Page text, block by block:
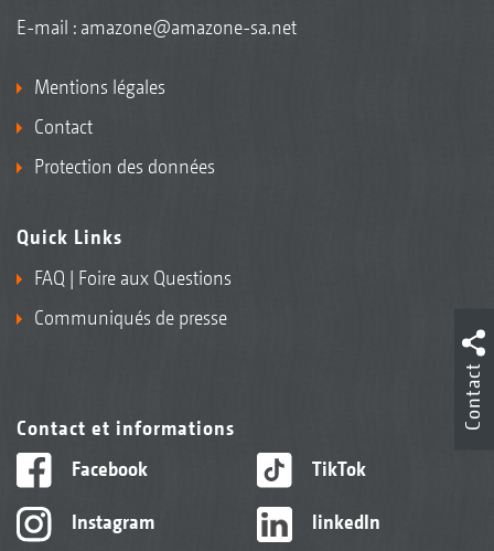
E-mail : amazone@amazone-sa.net
Mentions légales
Contact
Protection des données
Quick Links
FAQ | Foire aux Questions
Communiqués de presse
Contact et informations
Facebook
Instagram
TikTok
linkedIn
Contact